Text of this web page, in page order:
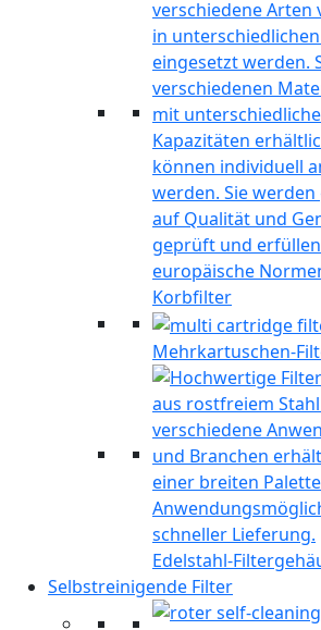
Korbfilter
Mehrkartuschen-
Edelstahl-
Selbstreinigende Filter